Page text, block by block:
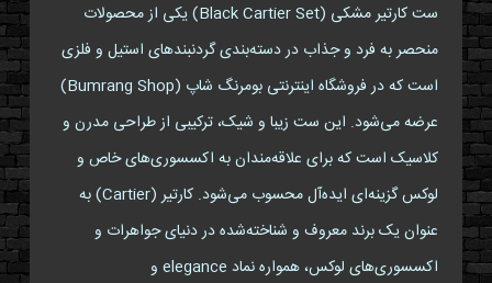
ست کارتیر مشکی (Black Cartier Set) یکی از محصولات
منحصر به فرد و جذاب در دسته‌بندی گردنبندهای استیل و فلزی
است که در فروشگاه اینترنتی بومرنگ شاپ (Bumrang Shop)
عرضه می‌شود. این ست زیبا و شیک، ترکیبی از طراحی مدرن و
کلاسیک است که برای علاقه‌مندان به اکسسوری‌های خاص و
لوکس گزینه‌ای ایده‌آل محسوب می‌شود. کارتیر (Cartier) به
عنوان یک برند معروف و شناخته‌شده در دنیای جواهرات و
اکسسوری‌های لوکس، همواره نماد elegance و